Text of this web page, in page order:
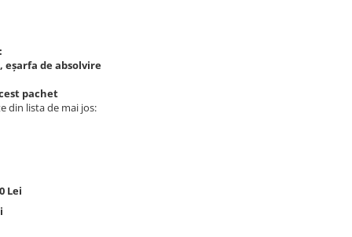
eșarfa de absolvire
pachet
din lista de mai jos:
Lei